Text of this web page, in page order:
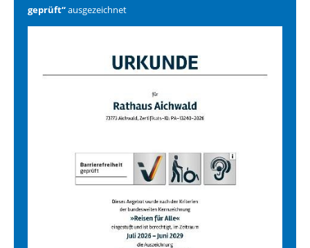
geprüft“ausgezeichnet